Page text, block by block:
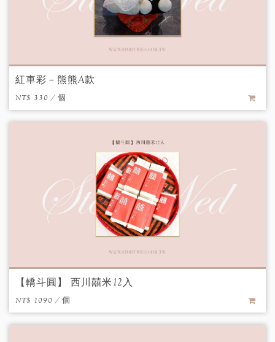
紅車彩－熊熊A款
NT$ 330 / 個
【轎斗圓】 西川囍米12入
NT$ 1090 / 個